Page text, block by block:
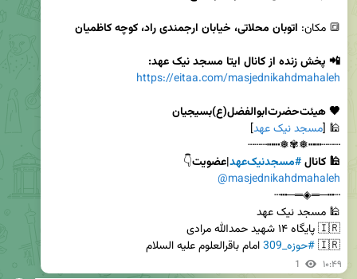
🔳 مکان: اتوبان محلاتی، خیابان ارجمندی راد، کوچه کاظمیان
📲 پخش زنده از کانال ایتا مسجد نیک عهد:
https://eitaa.com/masjednikahdmahaleh
🖤 هیئت‌حضرت‌ابوالفضل(ع)‌بسیجیان
🕌 [مسجد نیک عهد
┄┄┄┅┅❅✾❅┅┅┄┄┄
🕌 کانال #مسجد‌نیک‌عهد |عضویت👇
@masjednikahdmahaleh
🇮🇷 #حوزه_309 امام باقرالعلوم علیه السلام
1 ۱۰:۴۹